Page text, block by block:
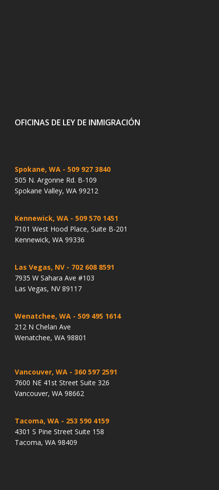
OFICINAS DE LEY DE INMIGRACIÓN
Spokane, WA - 509 927 3840
505 N. Argonne Rd. B-109
Spokane Valley, WA 99212
Kennewick, WA - 509 570 1451
7101 West Hood Place, Suite B-201
Kennewick, WA 99336
Las Vegas, NV - 702 608 8591
7935 W Sahara Ave #103
Las Vegas, NV 89117
Wenatchee, WA - 509 495 1614
212 N Chelan Ave
Wenatchee, WA 98801
Vancouver, WA - 360 597 2591
7600 NE 41st Street Suite 326
Vancouver, WA 98662
Tacoma, WA - 253 590 4159
4301 S Pine Street Suite 158
Tacoma, WA 98409